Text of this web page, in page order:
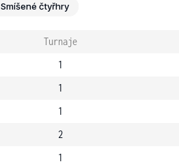
Smíšené čtyřhry
Turnaje
1
1
1
2
1